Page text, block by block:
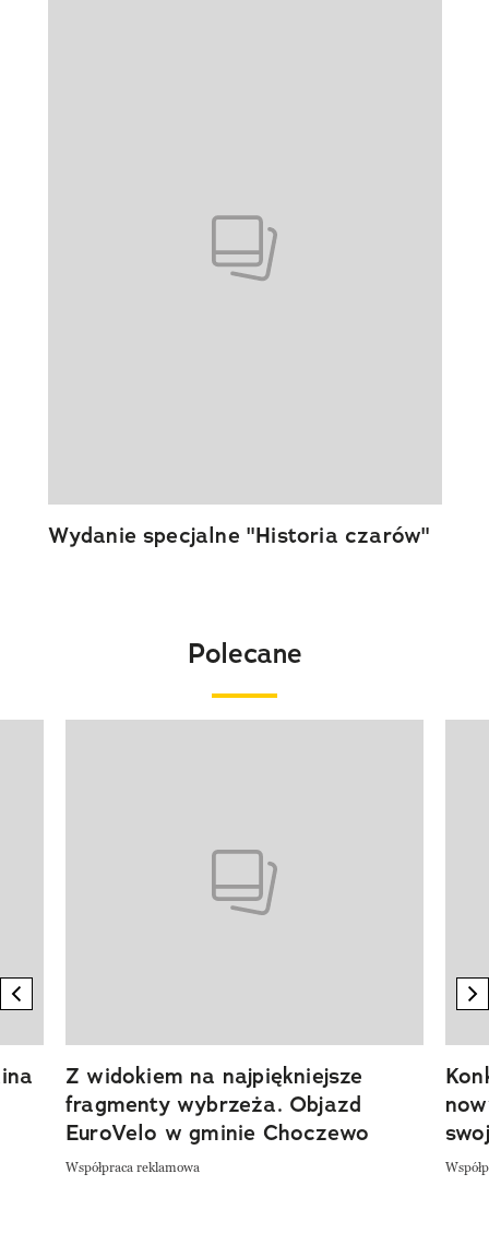
Wydanie specjalne "Historia czarów"
Polecane
previous element
Z widokiem na najpiękniejsze
fragmenty wybrzeża. Objazd
EuroVelo w gminie Choczewo
Współpraca reklamowa